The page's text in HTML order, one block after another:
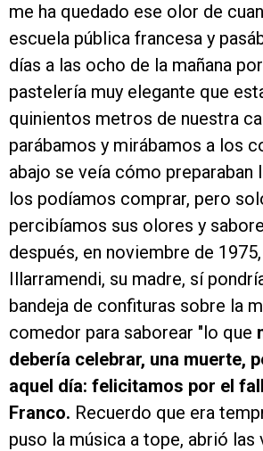
me ha quedado ese olor de
escuela pública francesa y
días a las ocho de la mañana
pastelería muy elegante que
quinientos metros de nuestra
parábamos y mirábamos a los
abajo se veía cómo preparaban
los podíamos comprar, pero
percibíamos sus olores y
después, en noviembre de
Illarramendi, su madre, sí
bandeja de confituras sobre la
comedor para saborear "lo que
debería celebrar, una muerte,
aquel día: felicitamos por el
Franco. Recuerdo que era
puso la música a tope, abrió las